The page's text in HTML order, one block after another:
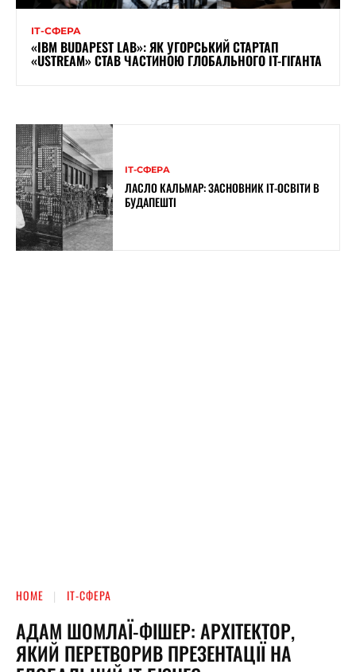
ІТ-СФЕРА
«IBM BUDAPEST LAB»: ЯК УГОРСЬКИЙ СТАРТАП
«USTREAM» СТАВ ЧАСТИНОЮ ГЛОБАЛЬНОГО IT-ГІГАНТА
ІТ-СФЕРА
ЛАСЛО КАЛЬМАР: ЗАСНОВНИК ІТ-ОСВІТИ В
БУДАПЕШТІ